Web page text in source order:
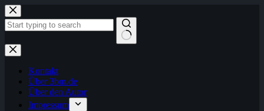
Zum
Inhalt
springen
Keine
Ergebnisse
Kontakt
Über 3bm.de
Über den Autor
Impressum